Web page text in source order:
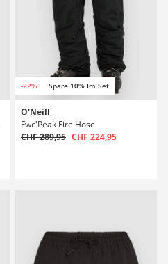
-22% Spare 10% Im Set
O'Neill
Fwc'Peak Fire Hose
CHF 289,95 CHF 224,95